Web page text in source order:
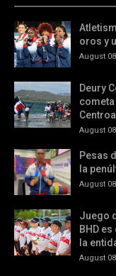
oros y
August
Deury
August
Pesas
la
August
Juego
BHD
la
August